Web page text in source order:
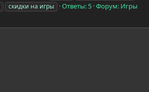
скидки на игры Ответы: 5 Форум: Игры